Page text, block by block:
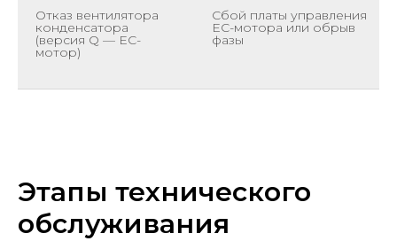
Отказ вентилятора
конденсатора
(версия Q — EC-
мотор)
Сбой платы управления
EC-мотора или обрыв
фазы
Этапы технического
обслуживания